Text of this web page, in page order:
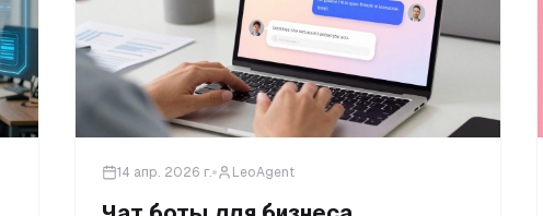
14 апр. 2026 г. LeoAgent